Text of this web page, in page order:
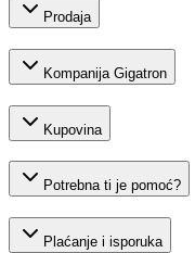
Prodaja
Kompanija Gigatron
Kupovina
Potrebna ti je pomoć?
Plaćanje i isporuka